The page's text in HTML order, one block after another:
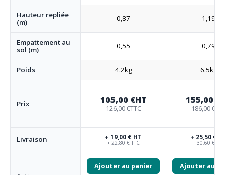
Hauteur repliée
(m)
0,87 1,19
Empattement au
sol (m)
0,55 0,79
Poids 4.2kg 6.5kg
Prix 105,00 €HT
126,00 €TTC
155,00 €
186,00 €
Livraison + 19,00 € HT
+ 22,80 € TTC
+ 25,50 €
+ 30,60 € TTC
Ajouter au panier Ajouter au